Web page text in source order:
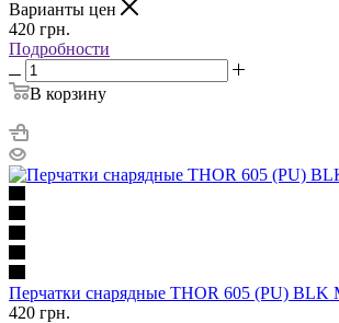
Варианты цен
420 грн.
Подробности
В корзину
Перчатки снарядные THOR 605 (PU) BLK
420 грн.